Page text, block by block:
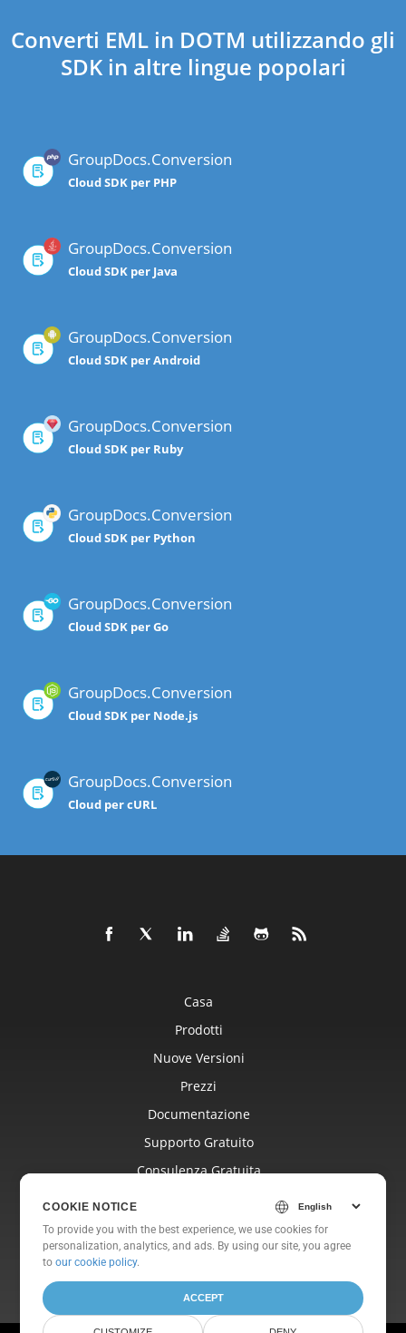
Converti EML in DOTM utilizzando gli
SDK in altre lingue popolari
GroupDocs.Conversion
Cloud SDK per PHP
GroupDocs.Conversion
Cloud SDK per Java
GroupDocs.Conversion
Cloud SDK per Android
GroupDocs.Conversion
Cloud SDK per Ruby
GroupDocs.Conversion
Cloud SDK per Python
GroupDocs.Conversion
Cloud SDK per Go
GroupDocs.Conversion
Cloud SDK per Node.js
GroupDocs.Conversion
Cloud per cURL
Casa
Prodotti
Nuove Versioni
Prezzi
Documentazione
Supporto Gratuito
Consulenza Gratuita
Siti Web
Di
COOKIE NOTICE
To provide you with the best experience, we use cookies for
personalization, analytics, and ads. By using our site, you agree
toour cookie policy.
ACCEPT